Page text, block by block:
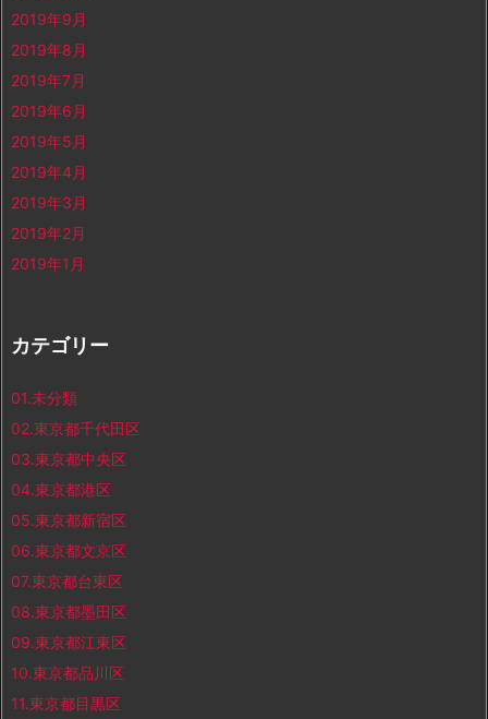
2019年9月
2019年8月
2019年7月
2019年6月
2019年5月
2019年4月
2019年3月
2019年2月
2019年1月
カテゴリー
01.未分類
02.東京都千代田区
03.東京都中央区
04.東京都港区
05.東京都新宿区
06.東京都文京区
07.東京都台東区
08.東京都墨田区
09.東京都江東区
10.東京都品川区
11.東京都目黒区